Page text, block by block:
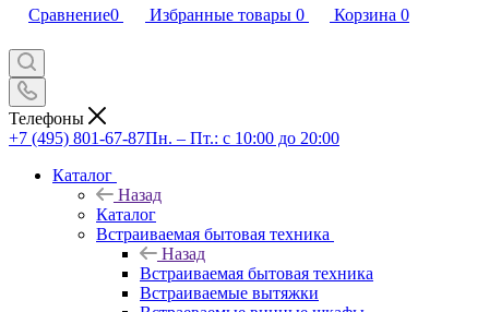
Сравнение0 Избранные товары 0 Корзина 0
Телефоны
+7 (495) 801-67-87Пн. – Пт.: с 10:00 до 20:00
Каталог
Назад
Каталог
Встраиваемая бытовая техника
Назад
Встраиваемая бытовая техника
Встраиваемые вытяжки